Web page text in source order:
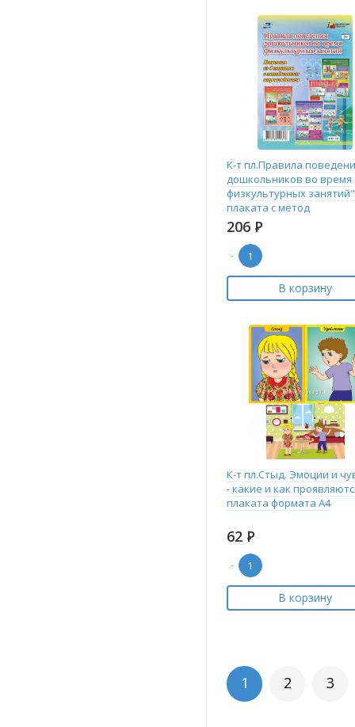
К-т пл.Правила
дошкольников во время
физкультурных
плаката с метод
206 Р
-
В корзину
К-т пл.Стыд. Эмоции и
- какие и как
плаката формата А4
62 Р
-
В корзину
1 2 3